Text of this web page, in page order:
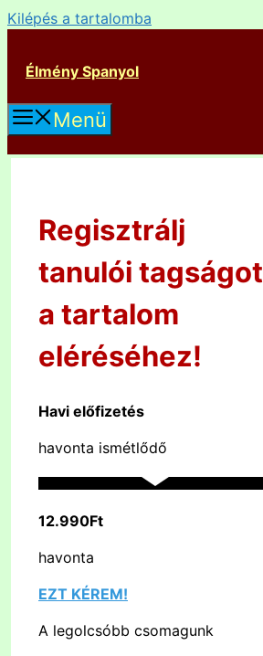
Kilépés a tartalomba
Élmény Spanyol
Menü
Regisztrálj
tanulói tagságot
a tartalom
eléréséhez!
Havi előfizetés
havonta ismétlődő
12.990Ft
havonta
EZT KÉREM!
A legolcsóbb csomagunk